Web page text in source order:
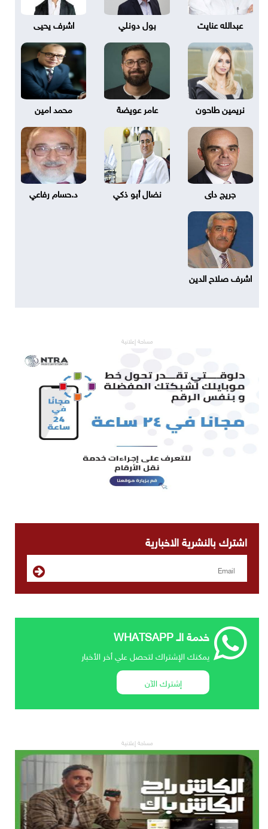
عبدالله عنايت بول دونلي اشرف يحيى
نريمين طاحون عامر عويضة محمد امين
جريج داى نضال أبو ذكي د.حسام رفاعي
اشرف صلاح الدين
مساحة إعلانية
اشترك بالنشرية الاخبارية
خدمة الـ WHATSAPP
يمكنك الإشتراك لتحصل علي أخر الأخبار
إشترك الآن
مساحة إعلانية